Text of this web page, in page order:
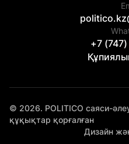
+7
© 2026. POLITICO саяси-
құқықтар қорғалған
Дизайн